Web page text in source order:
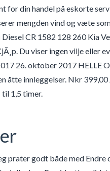
for din handel på eskorte
mengden vind og væte som
CR 1582 128 260 Kia
Du viser ingen vilje eller
26. oktober 2017 HELLE
åtte innleggelser. Nkr
til 1,5 timer.
godt både med Endre